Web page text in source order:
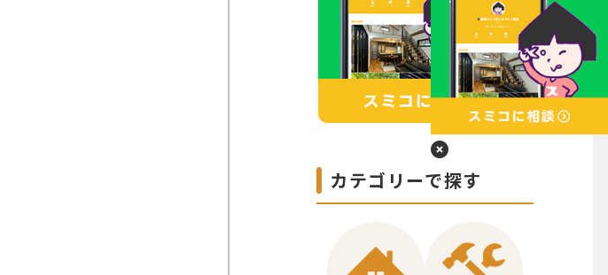
カテゴリーで探す